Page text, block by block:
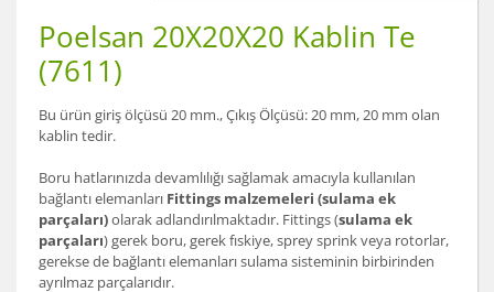
Poelsan 20X20X20 Kablin Te
(7611)
Bu ürün giriş ölçüsü 20 mm., Çıkış Ölçüsü: 20 mm, 20 mm olan
kablin tedir.
Boru hatlarınızda devamlılığı sağlamak amacıyla kullanılan
bağlantı elemanları Fittings malzemeleri (sulama ek
parçaları)olarak adlandırılmaktadır. Fittings (sulama ek
parçaları) gerek boru, gerek fıskiye, sprey sprink veya rotorlar,
gerekse de bağlantı elemanları sulama sisteminin birbirinden
ayrılmaz parçalarıdır.